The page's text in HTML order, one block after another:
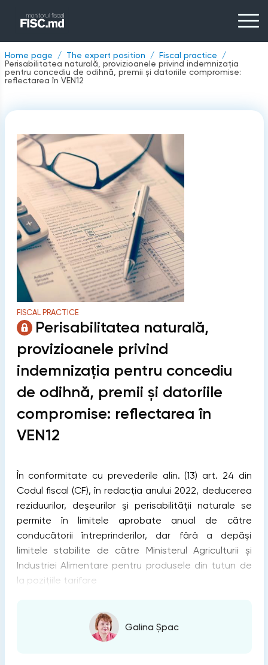
Home page The expert position
Fiscal practice
Perisabilitatea naturală, provizioanele privind indemnizația
pentru concediu de odihnă, premii și datoriile compromise:
reflectarea în VEN12
FISCAL PRACTICE
Perisabilitatea naturală,
provizioanele privind
indemnizația pentru concediu
de odihnă, premii și datoriile
compromise: reflectarea în
VEN12
În conformitate cu prevederile alin. (13) art. 24 din
Codul fiscal (CF), în redacția anului 2022, deducerea
reziduurilor, deşeurilor şi perisabilităţii naturale se
permite în limitele aprobate anual de către
conducătorii întreprinderilor, dar fără a depăşi
limitele stabilite de către Ministerul Agriculturii și
Industriei Alimentare pentru produsele din tutun de
la poziţiile tarifare
Galina Șpac